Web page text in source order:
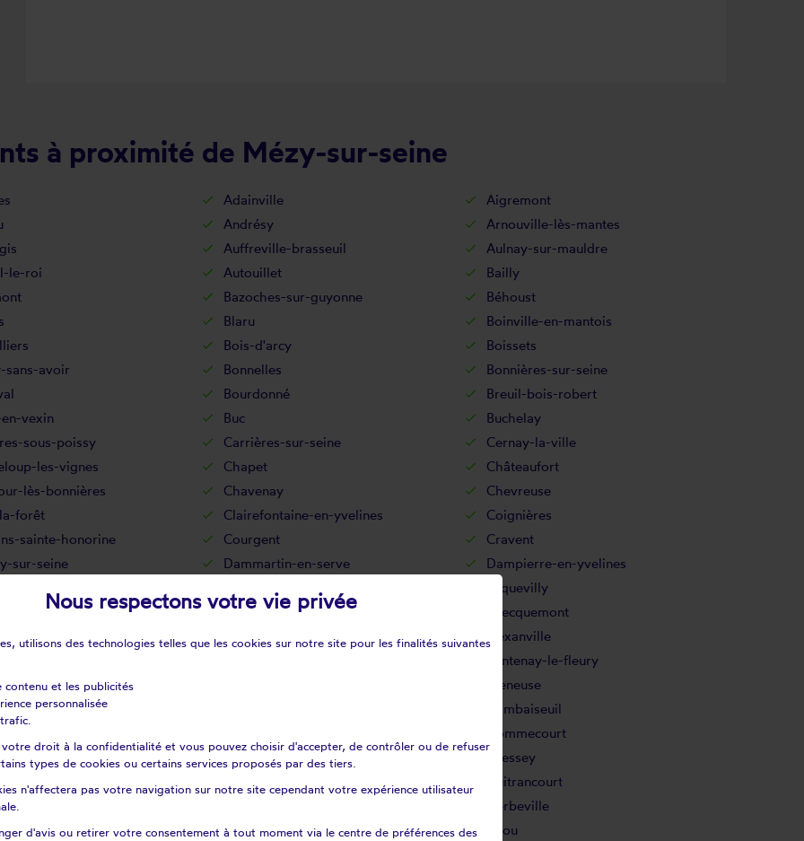
à proximité de Mézy-sur-seine
Adainville
Aigremont
Andrésy
Arnouville-lès-mantes
Auffreville-brasseuil
Aulnay-sur-mauldre
le-roi Autouillet
Bailly
Bazoches-sur-guyonne
Béhoust
Blaru
Boinville-en-mantois
Bois-d'arcy
Boissets
sans-avoir Bonnelles
Bonnières-sur-seine
Bourdonné
Breuil-bois-robert
vexin Buc
Buchelay
sous-poissy Carrières-sur-seine
Cernay-la-ville
les-vignes Chapet
Châteaufort
lès-bonnières Chavenay
Chevreuse
forêt Clairefontaine-en-yvelines
Coignières
sainte-honorine Courgent
Cravent
sur-seine Dammartin-en-serve
Dampierre-en-yvelines
Ecquevilly
Épône
Évecquemont
Flacourt
Flexanville
Fontenay-le-fleury
saint-père
Freneuse
Gambaiseuil
Gommecourt
Grandchamp
Gressey
Guerville
Guitrancourt
Herbeville
Houilles
Issou
Nous respectons votre vie privée
utilisons des technologies telles que les cookies sur notre site pour les finalités suivantes
contenu et les publicités
personnalisée
votre droit à la confidentialité et vous pouvez choisir d'accepter, de contrôler ou de refuser
types de cookies ou certains services proposés par des tiers.
n'affectera pas votre navigation sur notre site cependant votre expérience utilisateur
d'avis ou retirer votre consentement à tout moment via le centre de préférences des